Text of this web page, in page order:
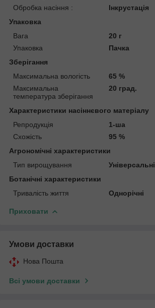
Обробка насіння :
Інкрустація
Упаковка
Вага
20 г
Упаковка
Пачка
Зберігання
Максимальна вологість
65 %
Максимальна
температура зберігання
20 град.
Характеристики насіннєвого матеріалу
Репродукція
1-ша
Схожість
95 %
Агрономічні характеристики
Тип вирощування
Універсальні
Ботанічні характеристики
Тривалість життя
Однорічні
Приховати
Умови доставки
Нова Пошта
Всі умови доставки